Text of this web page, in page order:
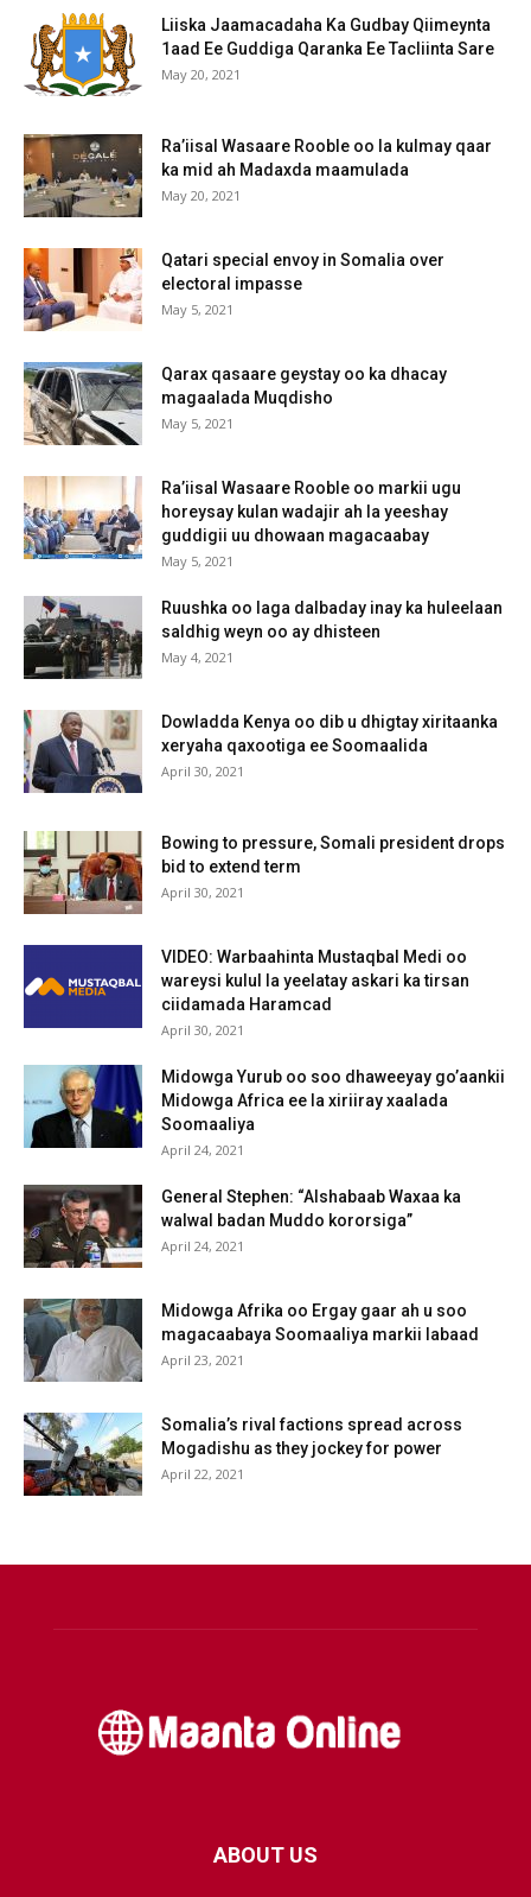
Liiska Jaamacadaha Ka Gudbay Qiimeynta
1aad Ee Guddiga Qaranka Ee Tacliinta Sare
May 20, 2021
Ra’iisal Wasaare Rooble oo la kulmay qaar
ka mid ah Madaxda maamulada
May 20, 2021
Qatari special envoy in Somalia over
electoral impasse
May 5, 2021
Qarax qasaare geystay oo ka dhacay
magaalada Muqdisho
May 5, 2021
Ra’iisal Wasaare Rooble oo markii ugu
horeysay kulan wadajir ah la yeeshay
guddigii uu dhowaan magacaabay
May 5, 2021
Ruushka oo laga dalbaday inay ka huleelaan
saldhig weyn oo ay dhisteen
May 4, 2021
Dowladda Kenya oo dib u dhigtay xiritaanka
xeryaha qaxootiga ee Soomaalida
April 30, 2021
Bowing to pressure, Somali president drops
bid to extend term
April 30, 2021
VIDEO: Warbaahinta Mustaqbal Medi oo
wareysi kulul la yeelatay askari ka tirsan
ciidamada Haramcad
April 30, 2021
Midowga Yurub oo soo dhaweeyay go’aankii
Midowga Africa ee la xiriiray xaalada
Soomaaliya
April 24, 2021
General Stephen: “Alshabaab Waxaa ka
walwal badan Muddo kororsiga”
April 24, 2021
Midowga Afrika oo Ergay gaar ah u soo
magacaabaya Soomaaliya markii labaad
April 23, 2021
Somalia’s rival factions spread across
Mogadishu as they jockey for power
April 22, 2021
ABOUT US